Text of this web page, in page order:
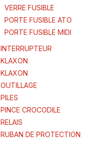
VERRE FUSIBLE
PORTE FUSIBLE ATO
PORTE FUSIBLE MIDI
INTERRUPTEUR
KLAXON
KLAXON
OUTILLAGE
PILES
PINCE CROCODILE
RELAIS
RUBAN DE PROTECTION